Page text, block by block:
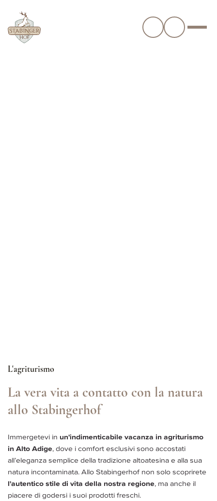
L'agriturismo
La vera vita a contatto con la natura
allo Stabingerhof
Immergetevi in un'indimenticabile vacanza in agriturismo
in Alto Adige, dove i comfort esclusivi sono accostati
all’eleganza semplice della tradizione altoatesina e alla sua
natura incontaminata. Allo Stabingerhof non solo scoprirete
l'autentico stile di vita della nostra regione, ma anche il
piacere di godersi i suoi prodotti freschi.